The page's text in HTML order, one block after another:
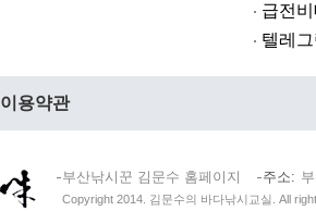
급전비대면
텔레그램
이용약관
부산낚시꾼 김문수 홈페이지 주소
Copyright 2014. 김문수의 바다낚시교실. All